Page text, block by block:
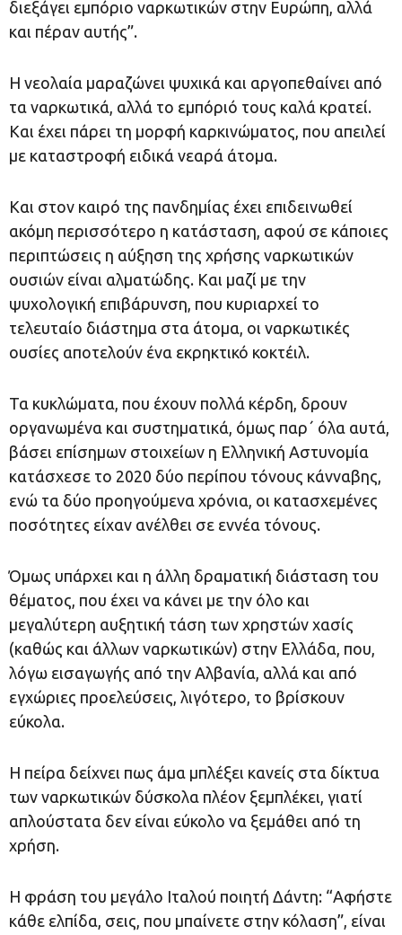
διεξάγει εμπόριο ναρκωτικών στην Ευρώπη, αλλά
και πέραν αυτής”.
H νεολαία μαραζώνει ψυχικά και αργοπεθαίνει από
τα ναρκωτικά, αλλά το εμπόριό τους καλά κρατεί.
Και έχει πάρει τη μορφή καρκινώματος, που απειλεί
με καταστροφή ειδικά νεαρά άτομα.
Και στον καιρό της πανδημίας έχει επιδεινωθεί
ακόμη περισσότερο η κατάσταση, αφού σε κάποιες
περιπτώσεις η αύξηση της χρήσης ναρκωτικών
ουσιών είναι αλματώδης. Και μαζί με την
ψυχολογική επιβάρυνση, που κυριαρχεί το
τελευταίο διάστημα στα άτομα, οι ναρκωτικές
ουσίες αποτελούν ένα εκρηκτικό κοκτέιλ.
Τα κυκλώματα, που έχουν πολλά κέρδη, δρουν
οργανωμένα και συστηματικά, όμως παρ΄ όλα αυτά,
βάσει επίσημων στοιχείων η Ελληνική Αστυνομία
κατάσχεσε το 2020 δύο περίπου τόνους κάνναβης,
ενώ τα δύο προηγούμενα χρόνια, οι κατασχεμένες
ποσότητες είχαν ανέλθει σε εννέα τόνους.
Όμως υπάρχει και η άλλη δραματική διάσταση του
θέματος, που έχει να κάνει με την όλο και
μεγαλύτερη αυξητική τάση των χρηστών χασίς
(καθώς και άλλων ναρκωτικών) στην Ελλάδα, που,
λόγω εισαγωγής από την Αλβανία, αλλά και από
εγχώριες προελεύσεις, λιγότερο, το βρίσκουν
εύκολα.
Η πείρα δείχνει πως άμα μπλέξει κανείς στα δίκτυα
των ναρκωτικών δύσκολα πλέον ξεμπλέκει, γιατί
απλούστατα δεν είναι εύκολο να ξεμάθει από τη
χρήση.
Η φράση του μεγάλο Ιταλού ποιητή Δάντη: “Αφήστε
κάθε ελπίδα, σεις, που μπαίνετε στην κόλαση”, είναι